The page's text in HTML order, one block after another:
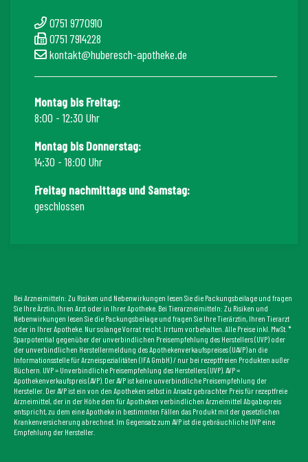
0751 9770910
0751 7914228
kontakt@huberesch-apotheke.de
Montag bis Freitag:
8:00 - 12:30 Uhr
Montag bis Donnerstag:
14:30 - 18:00 Uhr
Freitag nachmittags und Samstag:
geschlossen
Bei Arzneimitteln: Zu Risiken und Nebenwirkungen lesen Sie die Packungsbeilage und fragen
Sie Ihre Ärztin, Ihren Arzt oder in Ihrer Apotheke. Bei Tierarzneimitteln: Zu Risiken und
Nebenwirkungen lesen Sie die Packungsbeilage und fragen Sie Ihre Tierärztin, Ihren Tierarzt
oder in Ihrer Apotheke. Nur solange Vorrat reicht. Irrtum vorbehalten. Alle Preise inkl. MwSt. *
Sparpotential gegenüber der unverbindlichen Preisempfehlung des Herstellers (UVP) oder
der unverbindlichen Herstellermeldung des Apothekenverkaufspreises (UAVP) an die
Informationsstelle für Arzneispezialitäten (IFA GmbH) / nur bei rezeptfreien Produkten außer
Büchern. UVP = Unverbindliche Preisempfehlung des Herstellers (UVP). AVP =
Apothekenverkaufspreis (AVP). Der AVP ist keine unverbindliche Preisempfehlung der
Hersteller. Der AVP ist ein von den Apotheken selbst in Ansatz gebrachter Preis für rezeptfreie
Arzneimittel, der in der Höhe dem für Apotheken verbindlichen Arzneimittel Abgabepreis
entspricht, zu dem eine Apotheke in bestimmten Fällen das Produkt mit der gesetzlichen
Krankenversicherung abrechnet. Im Gegensatz zum AVP ist die gebräuchliche UVP eine
Empfehlung der Hersteller.